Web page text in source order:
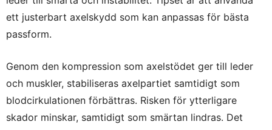
ett justerbart axelskydd som kan anpassas för bästa
passform.
Genom den kompression som axelstödet ger till leder
och muskler, stabiliseras axelpartiet samtidigt som
blodcirkulationen förbättras. Risken för ytterligare
skador minskar, samtidigt som smärtan lindras. Det